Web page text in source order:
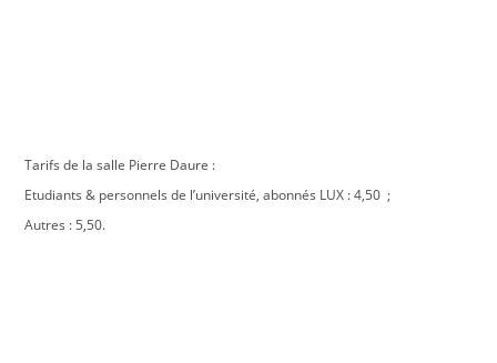
Tarifs de la salle Pierre Daure :
Etudiants & personnels de l’université, abonnés LUX : 4,50  ;
Autres : 5,50.